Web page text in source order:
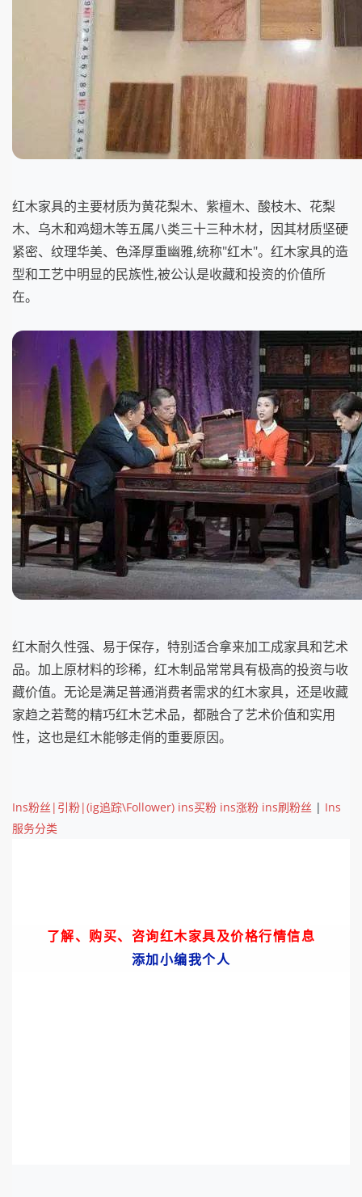
红木家具的主要材质为黄花梨木、紫檀木、酸枝木、花梨
木、乌木和鸡翅木等五属八类三十三种木材，因其材质坚硬
紧密、纹理华美、色泽厚重幽雅,统称"红木"。红木家具的造
型和工艺中明显的民族性,被公认是收藏和投资的价值所
在。
红木耐久性强、易于保存，特别适合拿来加工成家具和艺术
品。加上原材料的珍稀，红木制品常常具有极高的投资与收
藏价值。无论是满足普通消费者需求的红木家具，还是收藏
家趋之若鹜的精巧红木艺术品，都融合了艺术价值和实用
性，这也是红木能够走俏的重要原因。
Ins粉丝|引粉|(ig追踪\Follower) ins买粉 ins涨粉 ins刷粉丝 | Ins
服务分类
了解、购买、咨询红木家具及价格行情信息
添加小编我个人